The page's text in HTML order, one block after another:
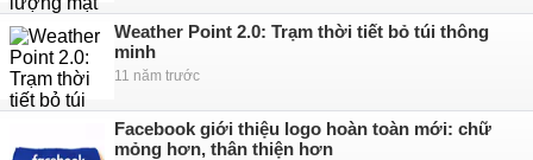
Weather Point 2.0: Trạm thời tiết bỏ túi thông
minh
11 năm trước
Facebook giới thiệu logo hoàn toàn mới: chữ
mỏng hơn, thân thiện hơn